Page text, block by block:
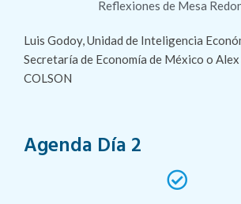
Reflexiones de Mesa
Luis Godoy, Unidad de Inteligencia
Secretaría de Economía de México o
COLSON
Agenda Día 2